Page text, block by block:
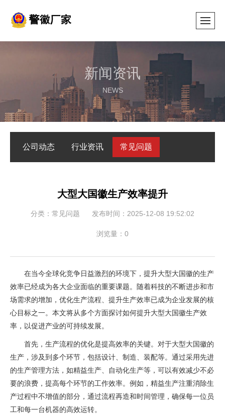
新闻资讯
NEWS
公司动态 行业资讯 常见问题
大型大国徽生产效率提升
分类：常见问题 发布时间：2025-12-08 19:52:02
浏览量：0
在当今全球化竞争日益激烈的环境下，提升大型大国徽的生产
效率已经成为各大企业面临的重要课题。随着科技的不断进步和市
场需求的增加，优化生产流程、提升生产效率已成为企业发展的核
心目标之一。本文将从多个方面探讨如何提升大型大国徽生产效
率，以促进产业的可持续发展。
首先，生产流程的优化是提高效率的关键。对于大型大国徽的
生产，涉及到多个环节，包括设计、制造、装配等。通过采用先进
的生产管理方法，如精益生产、自动化生产等，可以有效减少不必
要的浪费，提高每个环节的工作效率。例如，精益生产注重消除生
产过程中不增值的部分，通过流程再造和时间管理，确保每一位员
工和每一台机器的高效运转。